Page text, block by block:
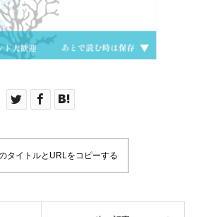
タイトルとURLをコピーする